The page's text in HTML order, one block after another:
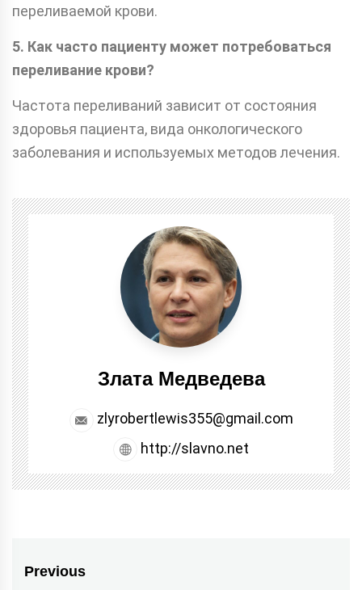
переливаемой крови.
5. Как часто пациенту может потребоваться
переливание крови?
Частота переливаний зависит от состояния
здоровья пациента, вида онкологического
заболевания и используемых методов лечения.
Злата Медведева
zlyrobertlewis355@gmail.com
http://slavno.net
Навигация
Previous